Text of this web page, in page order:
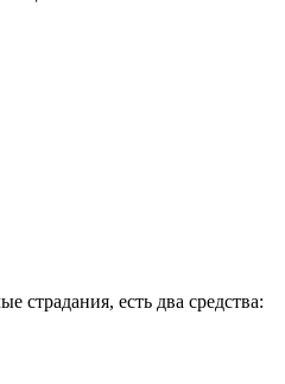
страдания, есть два средства: